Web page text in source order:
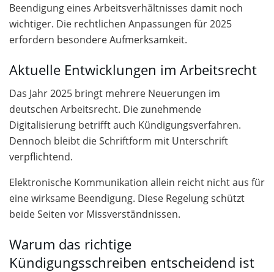
Beendigung eines Arbeitsverhältnisses damit noch
wichtiger. Die rechtlichen Anpassungen für 2025
erfordern besondere Aufmerksamkeit.
Aktuelle Entwicklungen im Arbeitsrecht
Das Jahr 2025 bringt mehrere Neuerungen im
deutschen Arbeitsrecht. Die zunehmende
Digitalisierung betrifft auch Kündigungsverfahren.
Dennoch bleibt die Schriftform mit Unterschrift
verpflichtend.
Elektronische Kommunikation allein reicht nicht aus für
eine wirksame Beendigung. Diese Regelung schützt
beide Seiten vor Missverständnissen.
Warum das richtige
Kündigungsschreiben entscheidend ist